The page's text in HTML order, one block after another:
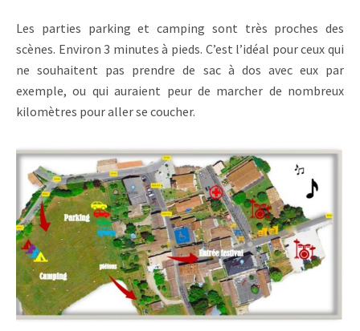
Les parties parking et camping sont très proches des
scènes. Environ 3 minutes à pieds. C’est l’idéal pour ceux qui
ne souhaitent pas prendre de sac à dos avec eux par
exemple, ou qui auraient peur de marcher de nombreux
kilomètres pour aller se coucher.